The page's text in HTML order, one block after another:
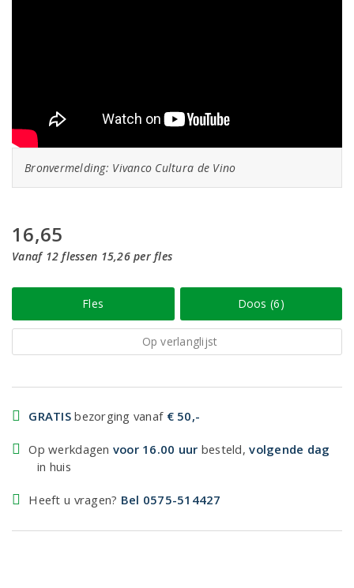
Bronvermelding: Vivanco Cultura de Vino
16,65
Vanaf 12 flessen 15,26 per fles
Fles Doos (6)
Op verlanglijst
GRATIS bezorging vanaf € 50,-
Op werkdagen voor 16.00 uur besteld,volgende dag
in huis
Heeft u vragen? Bel 0575-514427